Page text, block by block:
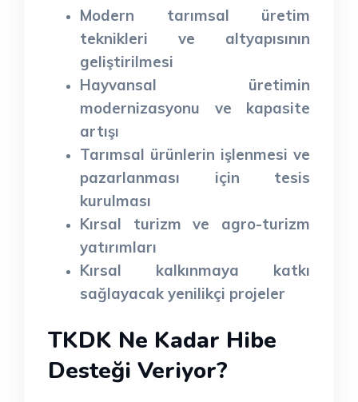
Modern tarımsal üretim
teknikleri ve altyapısının
geliştirilmesi
Hayvansal üretimin
modernizasyonu ve kapasite
artışı
Tarımsal ürünlerin işlenmesi ve
pazarlanması için tesis
kurulması
Kırsal turizm ve agro-turizm
yatırımları
Kırsal kalkınmaya katkı
sağlayacak yenilikçi projeler
TKDK Ne Kadar Hibe
Desteği Veriyor?